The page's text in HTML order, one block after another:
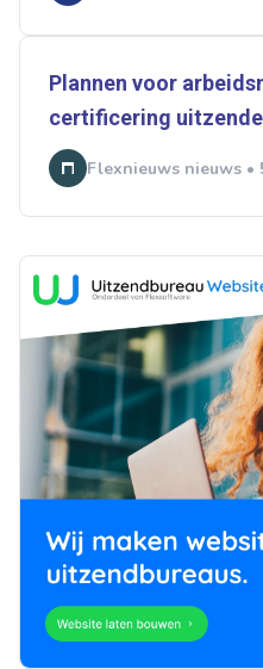
Plannen voor
certificering
Flexnieuws nieuws •